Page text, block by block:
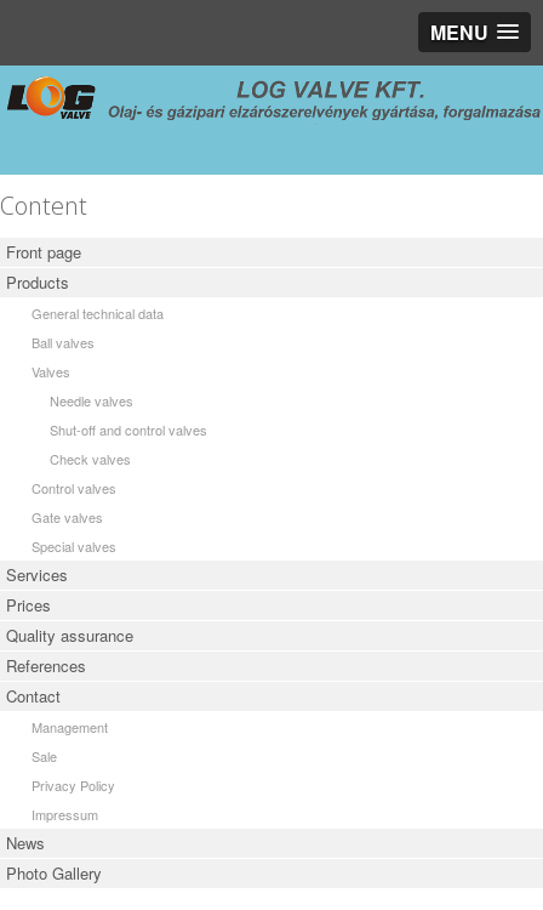
MENU
Content
Front page
Products
General technical data
Ball valves
Valves
Needle valves
Shut-off and control valves
Check valves
Control valves
Gate valves
Special valves
Services
Prices
Quality assurance
References
Contact
Management
Sale
Privacy Policy
Impressum
News
Photo Gallery